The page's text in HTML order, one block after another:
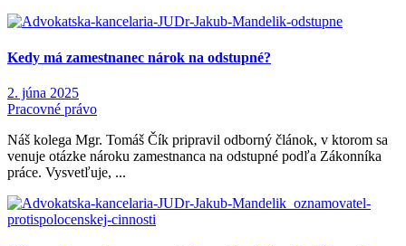
Kedy má zamestnanec nárok na odstupné?
2. júna 2025
Pracovné právo
Náš kolega Mgr. Tomáš Čík pripravil odborný článok, v ktorom sa
venuje otázke nároku zamestnanca na odstupné podľa Zákonníka
práce. Vysvetľuje, ...